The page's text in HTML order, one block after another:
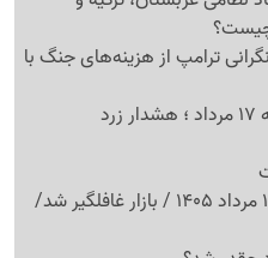
چیست؟
ترامپ از هزینه‌های جنگ با
وضعیت آب و هوای بوشهر شنبه 17 مرداد ؛ هشدار زرد
قیمت طلا و سکه امروز جمعه 16 مرداد 1405 / بازار غافلگیر شد/